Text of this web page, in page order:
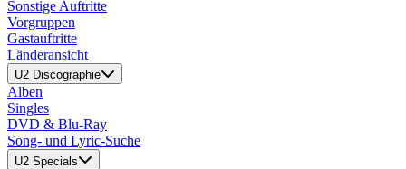
Sonstige Auftritte
Vorgruppen
Gastauftritte
Länderansicht
U2 Discographie
Alben
Singles
DVD & Blu-Ray
Song- und Lyric-Suche
U2 Specials